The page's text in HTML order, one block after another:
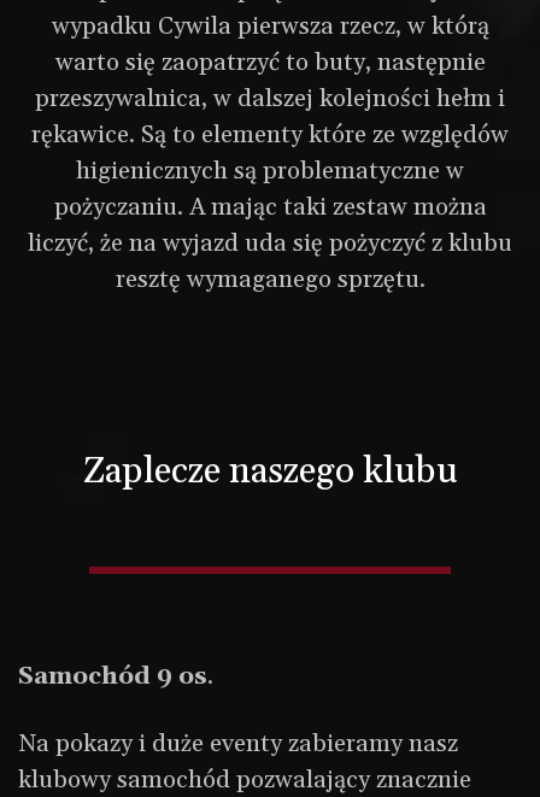
Wypożyczalnia
wypadku Cywila pierwsza rzecz, w którą
warto się zaopatrzyć to buty, następnie
przeszywalnica, w dalszej kolejności hełm i
rękawice. Są to elementy które ze względów
higienicznych są problematyczne w
pożyczaniu. A mając taki zestaw można
liczyć, że na wyjazd uda się pożyczyć z klubu
resztę wymaganego sprzętu.
Zaplecze naszego klubu
Samochód 9 os.
Na pokazy i duże eventy zabieramy nasz
klubowy samochód pozwalający znacznie